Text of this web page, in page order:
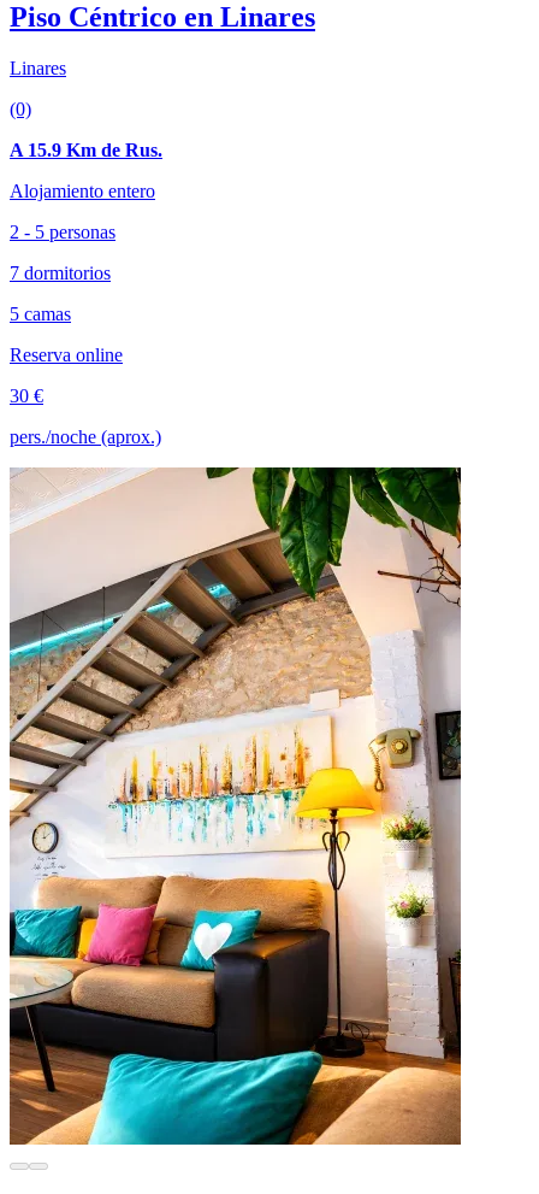
Piso Céntrico en Linares
Linares
(0)
A 15.9 Km de Rus.
Alojamiento entero
2 - 5 personas
7 dormitorios
5 camas
Reserva online
30 €
pers./noche (aprox.)